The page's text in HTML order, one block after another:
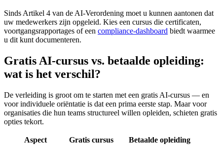
Sinds Artikel 4 van de AI-Verordening moet u kunnen aantonen dat
uw medewerkers zijn opgeleid. Kies een cursus die certificaten,
voortgangsrapportages of een compliance-dashboard biedt waarmee
u dit kunt documenteren.
Gratis AI-cursus vs. betaalde opleiding:
wat is het verschil?
De verleiding is groot om te starten met een gratis AI-cursus — en
voor individuele oriëntatie is dat een prima eerste stap. Maar voor
organisaties die hun teams structureel willen opleiden, schieten gratis
opties tekort.
Aspect Gratis cursus
Betaalde opleiding